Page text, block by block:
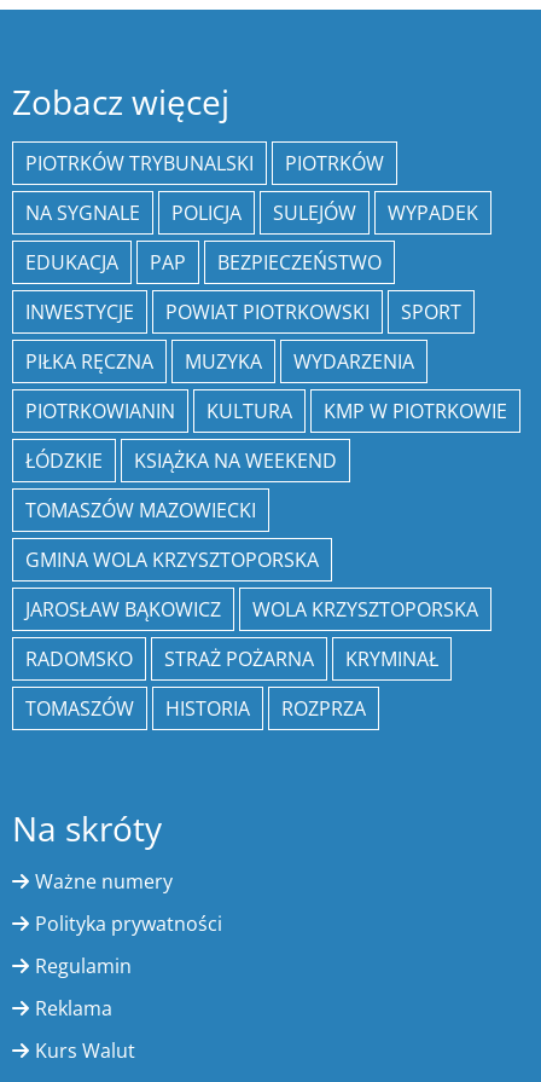
Zobacz więcej
PIOTRKÓW TRYBUNALSKI
PIOTRKÓW
NA SYGNALE
POLICJA SULEJÓW
WYPADEK
EDUKACJA
PAP
BEZPIECZEŃSTWO
INWESTYCJE
POWIAT PIOTRKOWSKI
SPORT
PIŁKA RĘCZNA
MUZYKA
WYDARZENIA
PIOTRKOWIANIN
KULTURA
KMP W PIOTRKOWIE
ŁÓDZKIE
KSIĄŻKA NA WEEKEND
TOMASZÓW MAZOWIECKI
GMINA WOLA KRZYSZTOPORSKA
JAROSŁAW BĄKOWICZ
WOLA KRZYSZTOPORSKA
RADOMSKO
STRAŻ POŻARNA
KRYMINAŁ
TOMASZÓW
HISTORIA ROZPRZA
Na skróty
Ważne numery
Polityka prywatności
Regulamin
Reklama
Kurs Walut